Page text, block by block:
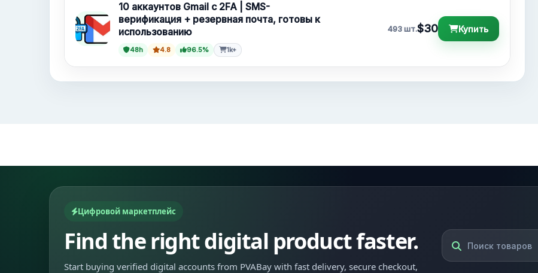
10 аккаунтов Gmail с 2FA | SMS-
верификация + резервная почта, готовы к
использованию
48h 4.8 96.5% 1k+
493 шт.$30 Купить
Цифровой маркетплейс
Find the right digital product faster.
Start buying verified digital accounts from PVABay with fast delivery, secure checkout,